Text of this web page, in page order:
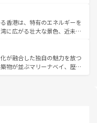
ベトナムコーヒーなどは、ぜ
域を訪れてもあたたかい人々
、きっと忘れられない旅にな
ではチェンマイなどの山岳地
はプーケットやクラビの美し
しむことができる。タイ料理
、どの季節にも異なる楽しみ
タイの人々、仏教を中心とし
源が、訪れる旅人を魅了し続
香港は、特有のエネルギーを
に広がる壮大な景色、近未来
はず。観光スポットが密集し
回れるのも魅力。息をのむよ
で、香港を存分に楽しみ尽く
が融合した独自の魅力を放つ
物が並ぶマリーナベイ、歴史
を楽しめる外せないスポット